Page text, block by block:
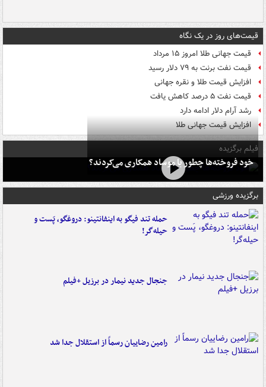
قیمت‌های روز در یک نگاه
قیمت جهانی طلا امروز ۱۵ مرداد
قیمت نفت برنت به ۷۹ دلار رسید
افزایش قیمت طلا و نقره جهانی
قیمت نفت ۵ درصد کاهش یافت
رشد آرام دلار ادامه دارد
افزایش قیمت جهانی طلا
فیلم برگزیده
خود فروخته‌ها چطور با موساد همکاری می‌کردند؟
برگزیده ورزشی
حمله تند فیگو به اینفانتینو: دروغگو، پَست‌ و
حیله‌گر!
جنجال جدید نیمار در برزیل +فیلم
رامین رضاییان رسماً از استقلال جدا شد